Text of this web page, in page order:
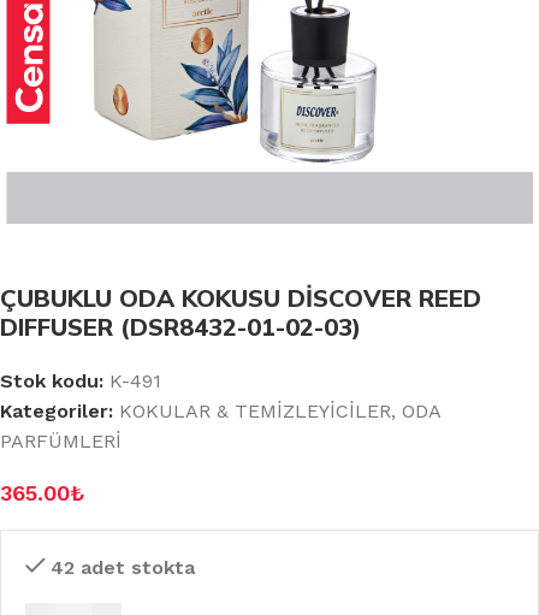
ÇUBUKLU ODA KOKUSU DİSCOVER REED
DIFFUSER (DSR8432-01-02-03)
Stok kodu: K-491
Kategoriler: KOKULAR & TEMİZLEYİCİLER, ODA
PARFÜMLERİ
365.00₺
42 adet stokta